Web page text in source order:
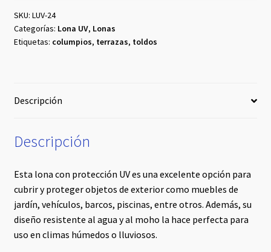
SKU: LUV-24
Categorías: Lona UV, Lonas
Etiquetas: columpios, terrazas, toldos
Descripción
Descripción
Esta lona con protección UV es una excelente opción para
cubrir y proteger objetos de exterior como muebles de
jardín, vehículos, barcos, piscinas, entre otros. Además, su
diseño resistente al agua y al moho la hace perfecta para
uso en climas húmedos o lluviosos.